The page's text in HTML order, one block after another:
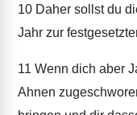
10 Daher sollst du
Jahr zur
11 Wenn dich aber
Ahnen